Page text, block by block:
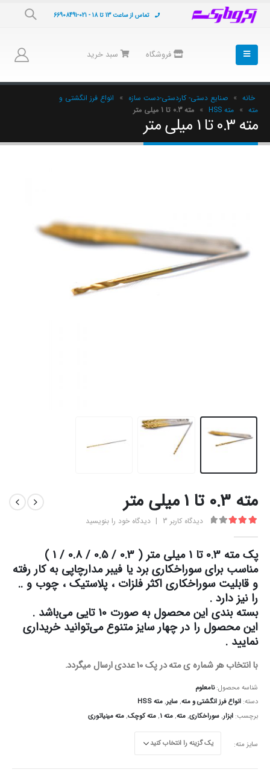
تماس از ساعت 13 تا 18 - 021-66908491
فروشگاه سبد خرید
خانه » صنایع دستی- کاردستی-دست سازه » انواع فرز انگشتی و
مته » مته HSS » مته 0.3 تا 1 میلی متر
مته 0.3 تا 1 میلی متر
مته 0.3 تا 1 میلی متر
دیدگاه کاربر 3
| دیدگاه خود را بنویسید
پک مته 0.3 تا 1 میلی متر ( 0.3 / 0.5 / 0.8 / 1 )
مناسب برای سوراخکاری برد یا فیبر مدارچاپی به کار رفته
و قابلیت سوراخکاری اکثر فلزات ، پلاستیک ، چوب و ..
را نیز دارد .
بسته بندی این محصول به صورت 10 تایی می‌باشد .
این محصول را در چهار سایز متنوع می‌توانید خریداری
نمایید .
با انتخاب هر شماره ی مته در پک 10 عددی ارسال میگردد.
شناسه محصول:نامعلوم
دسته: انواع فرز انگشتی و مته,سایر,مته HSS
برچسب: ابزار,سوراخکاری,مته,مته 1 ,مته کوچک,مته مینیاتوری
سایز مته